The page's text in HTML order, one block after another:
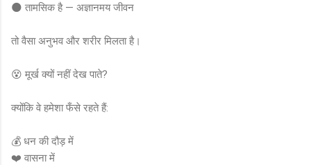
🌑 तामसिक है — अज्ञानमय जीवन
तो वैसा अनुभव और शरीर मिलता है।
😵 मूर्ख क्यों नहीं देख पाते?
क्योंकि वे हमेशा फँसे रहते हैं:
💰 धन की दौड़ में
❤️ वासना में